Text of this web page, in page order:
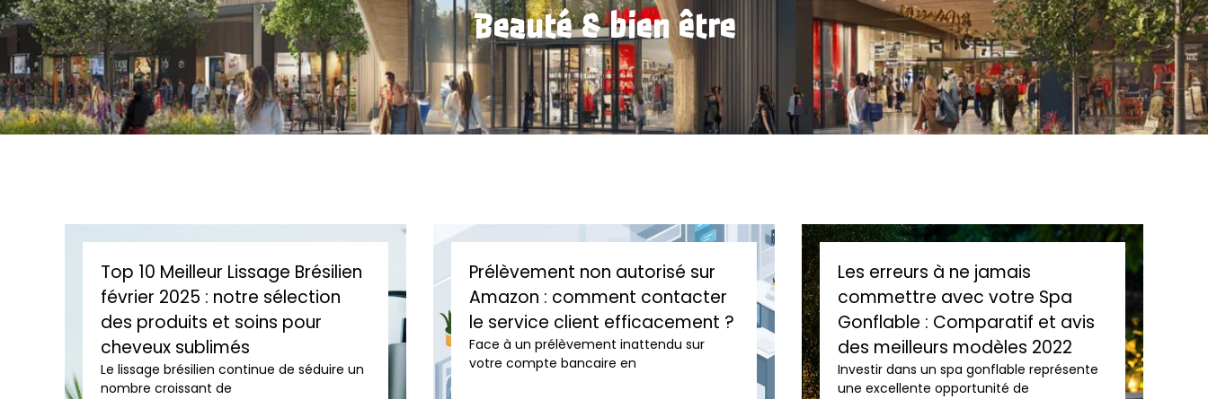
Beauté & bien être
Top 10 Meilleur Lissage Brésilien
février 2025 : notre sélection
des produits et soins pour
cheveux sublimés
Le lissage brésilien continue de séduire un
nombre croissant de
Prélèvement non autorisé sur
Amazon : comment contacter
le service client efficacement ?
Face à un prélèvement inattendu sur
votre compte bancaire en
Les erreurs à ne jamais
commettre avec votre Spa
Gonflable : Comparatif et avis
des meilleurs modèles 2022
Investir dans un spa gonflable représente
une excellente opportunité de